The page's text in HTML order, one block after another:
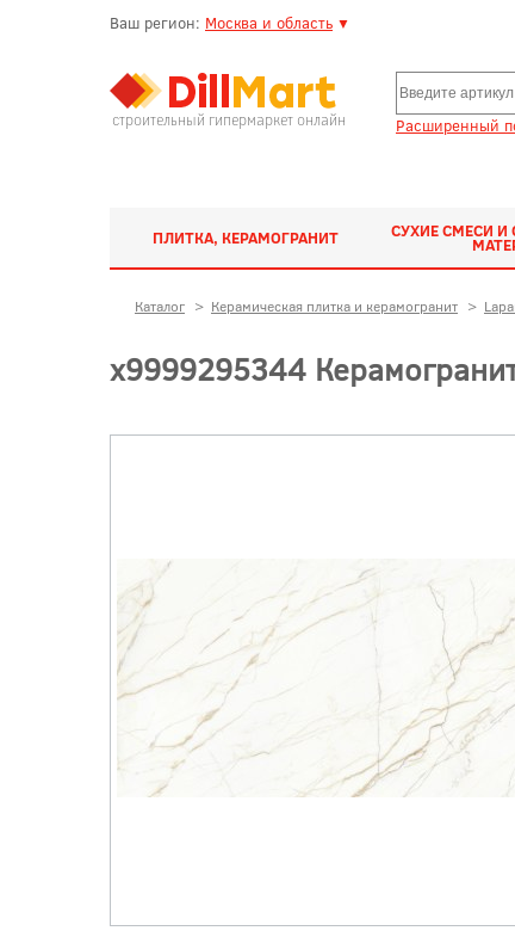
Ваш регион: Москва и область ▼
строительный гипермаркет онлайн Расширенный
ПЛИТКА, КЕРАМОГРАНИТ СУХИЕ СМЕСИ
Каталог > Керамическая плитка и керамогранит >
х9999295344